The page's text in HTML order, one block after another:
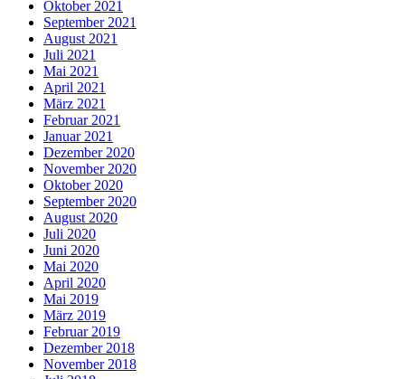
Oktober 2021
September 2021
August 2021
Juli 2021
Mai 2021
April 2021
März 2021
Februar 2021
Januar 2021
Dezember 2020
November 2020
Oktober 2020
September 2020
August 2020
Juli 2020
Juni 2020
Mai 2020
April 2020
Mai 2019
März 2019
Februar 2019
Dezember 2018
November 2018